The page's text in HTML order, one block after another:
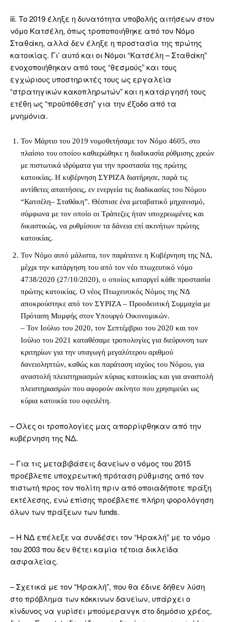
iii. Το 2019 έληξε η δυνατότητα υποβολής αιτήσεων στον
νόμο Κατσέλη, όπως τροποποιήθηκε από τον Νόμο
Σταθάκη, αλλά δεν έληξε η προστασία της πρώτης
κατοικίας. Γι’ αυτό και οι Νόμοι “Κατσέλη – Σταθάκη”
ενοχοποιήθηκαν από τους “θεσμούς” και τους
εγχώριους υποστηρικτές τους ως εργαλεία
“στρατηγικών κακοπληρωτών” και η κατάργησή τους
ετέθη ως “προϋπόθεση” για την έξοδο από τα
μνημόνια.
Τον Μάρτιο του 2019 νομοθετήσαμε τον Νόμο 4605, στο
πλαίσιο του οποίου καθιερώθηκε η διαδικασία ρύθμισης χρεών
με πιστωτικά ιδρύματα για την προστασία της πρώτης
κατοικίας. Η κυβέρνηση ΣΥΡΙΖΑ διατήρησε, παρά τις
αντίθετες απαιτήσεις, εν ενεργεία τις διαδικασίες του Νόμου
“Κατσέλη– Σταθάκη”. Θέσπισε ένα μεταβατικό μηχανισμό,
σύμφωνα με τον οποίο οι Τράπεζες ήταν υποχρεωμένες και
δικαστικώς, να ρυθμίσουν τα δάνεια επί ακινήτων πρώτης
κατοικίας.
Τον Νόμο αυτό μάλιστα, τον παράτεινε η Κυβέρνηση της ΝΔ,
μέχρι την κατάργηση του από τον νέο πτωχευτικό νόμο
4738/2020 (27/10/2020), ο οποίος καταργεί κάθε προστασία
πρώτης κατοικίας. Ο νέος Πτωχευτικός Νόμος της ΝΔ
αποκρούστηκε από τον ΣΥΡΙΖΑ – Προοδευτική Συμμαχία με
Πρόταση Μομφής στον Υπουργό Οικονομικών.
– Τον Ιούλιο του 2020, τον Σεπτέμβριο του 2020 και τον
Ιούλιο του 2021 καταθέσαμε τροπολογίες για διεύρυνση των
κριτηρίων για την υπαγωγή μεγαλύτερου αριθμού
δανειοληπτών, καθώς και παράταση ισχύος του Νόμου, για
αναστολή πλειστηριασμών κύριας κατοικίας και για αναστολή
πλειστηριασμών που αφορούν ακίνητο που χρησιμεύει ως
κύρια κατοικία του οφειλέτη.
– Όλες οι τροπολογίες μας απορρίφθηκαν από την
κυβέρνηση της ΝΔ.
– Για τις μεταβιβάσεις δανείων ο νόμος του 2015
προέβλεπε υποχρεωτική πρόταση ρύθμισης από τον
πιστωτή προς τον πολίτη πριν από οποιαδήποτε πράξη
εκτέλεσης, ενώ επίσης προέβλεπε πλήρη φορολόγηση
όλων των πράξεων των funds.
– Η ΝΔ επέλεξε να συνδέσει τον “Ηρακλή” με το νόμο
του 2003 που δεν θέτει καμία τέτοια δικλείδα
ασφαλείας.
– Σχετικά με τον “Ηρακλή”, που θα έδινε δήθεν λύση
στο πρόβλημα των κόκκινων δανείων, υπάρχει ο
κίνδυνος να γυρίσει μπούμερανγκ στο δημόσιο χρέος,